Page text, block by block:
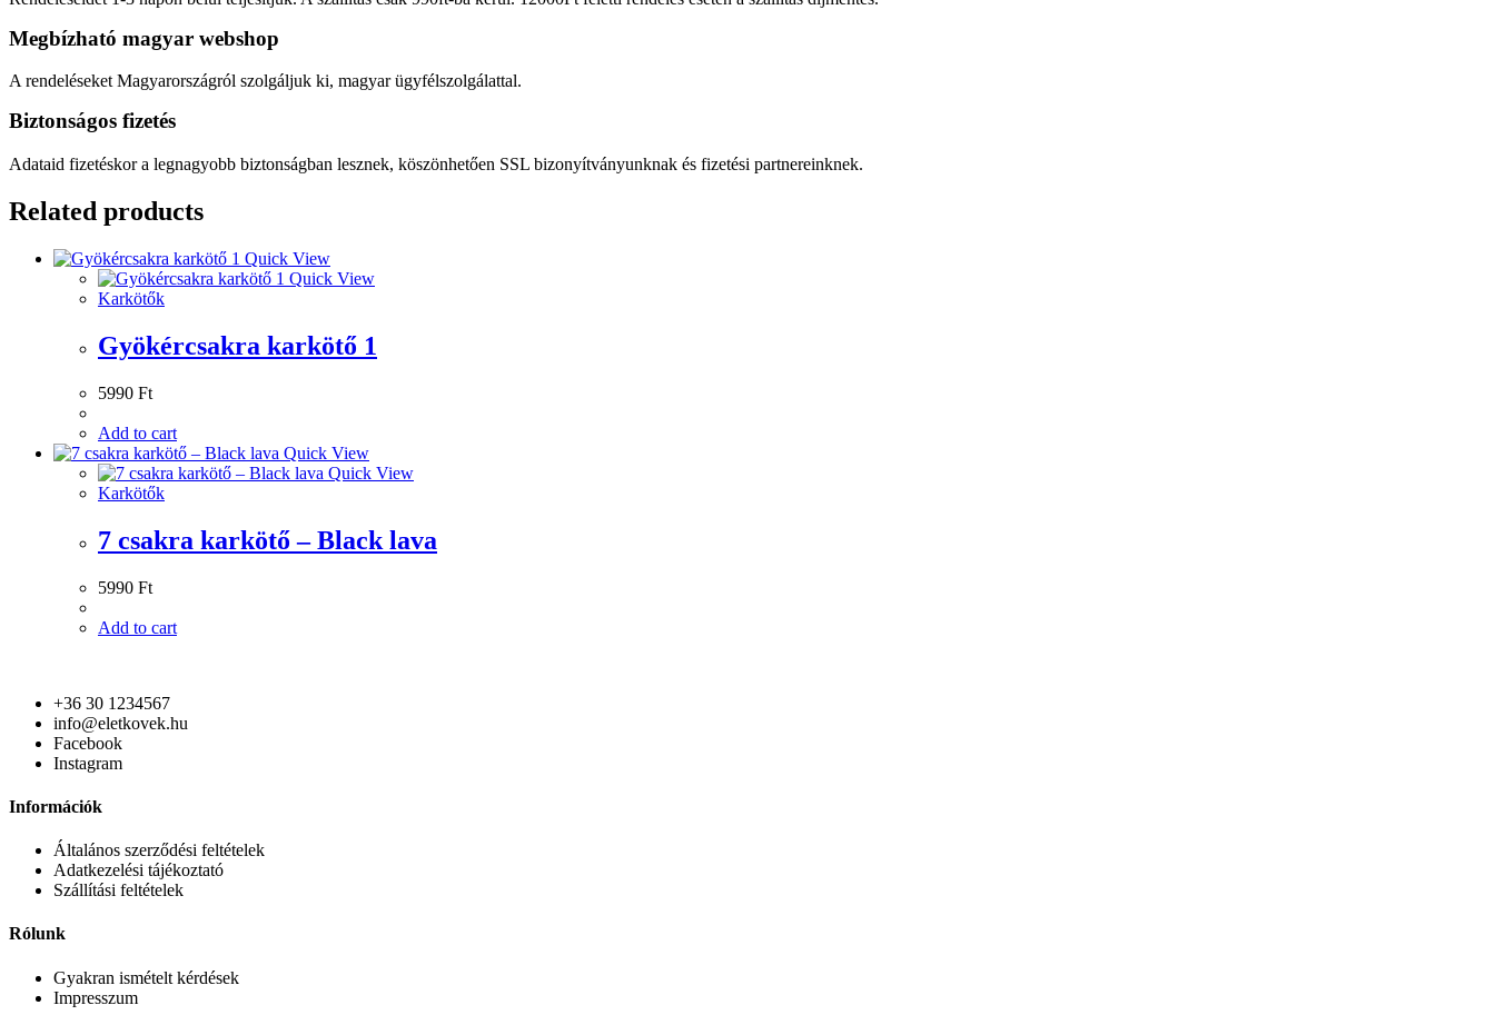
Megbízható magyar webshop
A rendeléseket Magyarországról szolgáljuk ki, magyar ügyfélszolgálattal.
Biztonságos fizetés
Adataid fizetéskor a legnagyobb biztonságban lesznek, köszönhetően SSL bizonyítványunknak és fizetési partnereinknek.
Related products
Quick View
Quick View
Karkötők
Gyökércsakra karkötő 1
5990 Ft
Add to cart
Quick View
Quick View
Karkötők
7 csakra karkötő – Black lava
5990 Ft
Add to cart
+36 30 1234567
info@eletkovek.hu
Facebook
Instagram
Információk
Általános szerződési feltételek
Adatkezelési tájékoztató
Szállítási feltételek
Rólunk
Gyakran ismételt kérdések
Impresszum